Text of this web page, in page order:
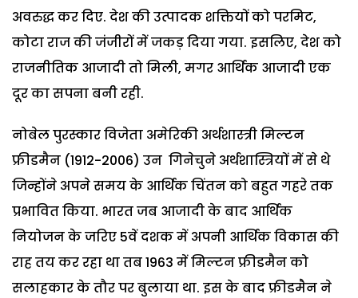
अवरुद्ध कर दिए. देश की उत्पादक शक्तियों को परमिट,
कोटा राज की जंजीरों में जकड़ दिया गया. इसलिए, देश को
राजनीतिक आजादी तो मिली, मगर आर्थिक आजादी एक
दूर का सपना बनी रही.
नोबेल पुरस्कार विजेता अमेरिकी अर्थशास्त्री मिल्टन
फ्रीडमैन (1912-2006) उन गिनेचुने अर्थशास्त्रियों में से थे
जिन्होंने अपने समय के आर्थिक चिंतन को बहुत गहरे तक
प्रभावित किया. भारत जब आजादी के बाद आर्थिक
नियोजन के जरिए 5वें दशक में अपनी आर्थिक विकास की
राह तय कर रहा था तब 1963 में मिल्टन फ्रीडमैन को
सलाहकार के तौर पर बुलाया था. इस के बाद फ्रीडमैन ने